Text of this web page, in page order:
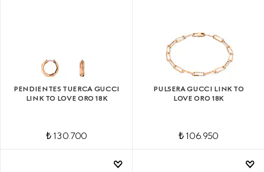
PENDIENTES TUERCA GUCCI
LINK TO LOVE ORO 18K
₺ 130.700
PULSERA GUCCI LINK TO
LOVE ORO 18K
₺ 106.950